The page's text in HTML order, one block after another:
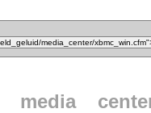
media